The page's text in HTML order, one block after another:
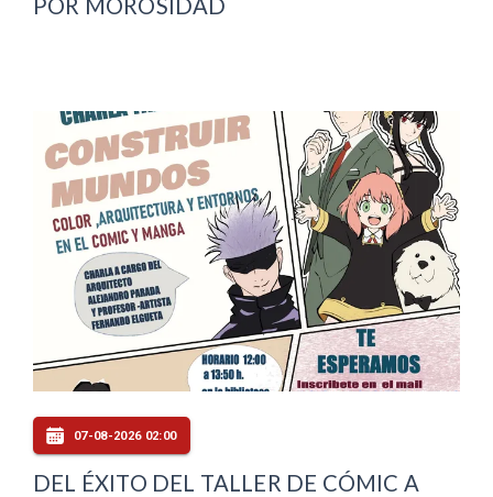
POR MOROSIDAD
07-08-2026 02:00
DEL ÉXITO DEL TALLER DE CÓMIC A